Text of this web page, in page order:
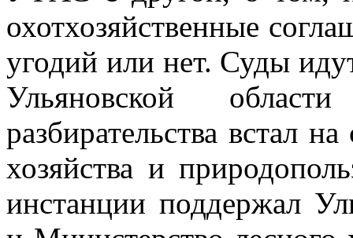
охотхозяйственные
угодий или нет. Суды
Ульяновской
разбирательства встал
хозяйства и
инстанции поддержал